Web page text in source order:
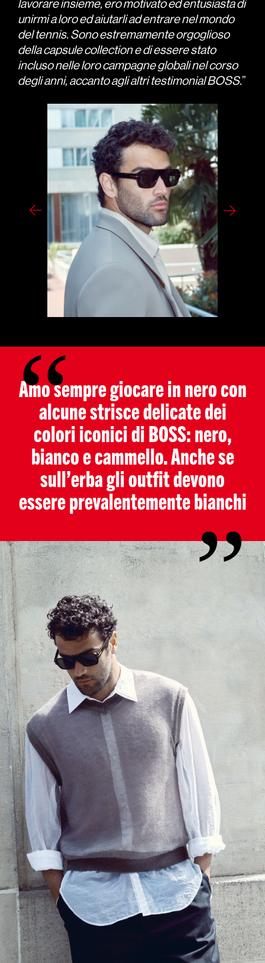
lavorare insieme, ero motivato ed entusiasta di
unirmi a loro ed aiutarli ad entrare nel mondo
del tennis. Sono estremamente orgoglioso
della capsule collection e di essere stato
incluso nelle loro campagne globali nel corso
degli anni, accanto agli altri testimonial BOSS.”
Amo sempre giocare in nero con
alcune strisce delicate dei
colori iconici di BOSS: nero,
bianco e cammello. Anche se
sull’erba gli outfit devono
essere prevalentemente bianchi